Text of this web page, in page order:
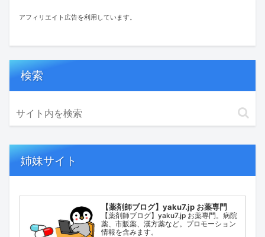
アフィリエイト広告を利用しています。
検索
姉妹サイト
【薬剤師ブログ】yaku7.jp お薬専門
【薬剤師ブログ】yaku7.jp お薬専門。病院
薬、市販薬、漢方薬など。プロモーション
情報を含みます。